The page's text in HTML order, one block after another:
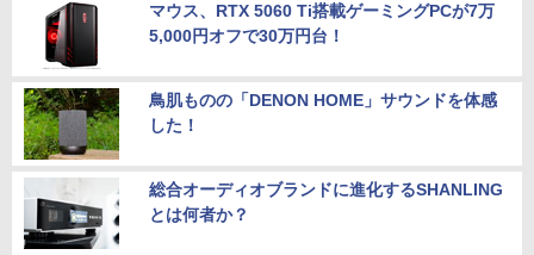
マウス、RTX 5060 Ti搭載ゲーミングPCが7万
5,000円オフで30万円台！
鳥肌ものの「DENON HOME」サウンドを体感
した！
総合オーディオブランドに進化するSHANLING
とは何者か？